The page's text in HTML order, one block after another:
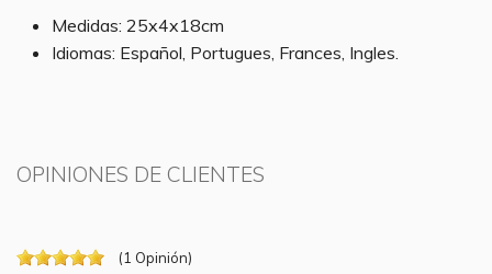
Medidas: 25x4x18cm
Idiomas: Español, Portugues, Frances, Ingles.
OPINIONES DE CLIENTES
(1 Opinión)